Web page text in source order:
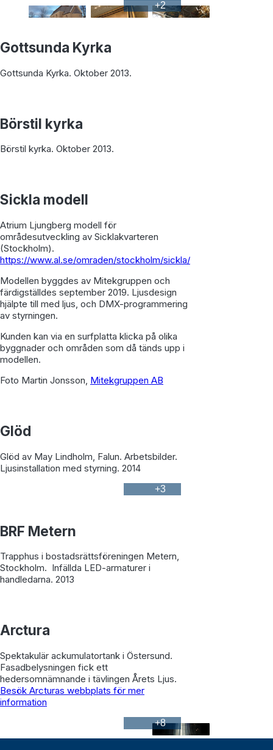
+2
Gottsunda Kyrka
Gottsunda Kyrka. Oktober 2013.
Börstil kyrka
Börstil kyrka. Oktober 2013.
Sickla modell
Atrium Ljungberg modell för
områdesutveckling av Sicklakvarteren
(Stockholm).
https://www.al.se/omraden/stockholm/sickla/
Modellen byggdes av Mitekgruppen och
färdigställdes september 2019. Ljusdesign
hjälpte till med ljus, och DMX-programmering
av styrningen.
Kunden kan via en surfplatta klicka på olika
byggnader och områden som då tänds upp i
modellen.
Foto Martin Jonsson, Mitekgruppen AB
Glöd
Glöd av May Lindholm, Falun. Arbetsbilder.
Ljusinstallation med styrning. 2014
+3
BRF Metern
Trapphus i bostadsrättsföreningen Metern,
Stockholm. Infällda LED-armaturer i
handledarna. 2013
Arctura
Spektakulär ackumulatortank i Östersund.
Fasadbelysningen fick ett
hedersomnämnande i tävlingen Årets Ljus.
Besök Arcturas webbplats för mer
information
+8